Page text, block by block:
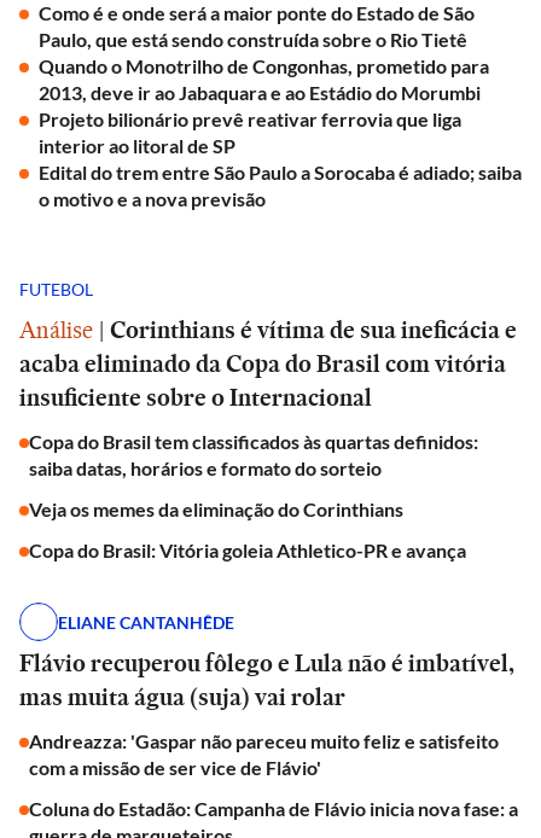
Como é e onde será a maior ponte do Estado de São
Paulo, que está sendo construída sobre o Rio Tietê
Quando o Monotrilho de Congonhas, prometido para
2013, deve ir ao Jabaquara e ao Estádio do Morumbi
Projeto bilionário prevê reativar ferrovia que liga
interior ao litoral de SP
Edital do trem entre São Paulo a Sorocaba é adiado; saiba
o motivo e a nova previsão
FUTEBOL
Análise | Corinthians é vítima de sua ineficácia e
acaba eliminado da Copa do Brasil com vitória
insuficiente sobre o Internacional
Copa do Brasil tem classificados às quartas definidos:
saiba datas, horários e formato do sorteio
Veja os memes da eliminação do Corinthians
Copa do Brasil: Vitória goleia Athletico-PR e avança
ELIANE CANTANHÊDE
Flávio recuperou fôlego e Lula não é imbatível,
mas muita água (suja) vai rolar
Andreazza: 'Gaspar não pareceu muito feliz e satisfeito
com a missão de ser vice de Flávio'
Coluna do Estadão: Campanha de Flávio inicia nova fase: a